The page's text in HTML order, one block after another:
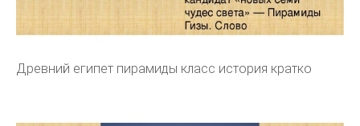
Древний египет пирамиды класс история кратко